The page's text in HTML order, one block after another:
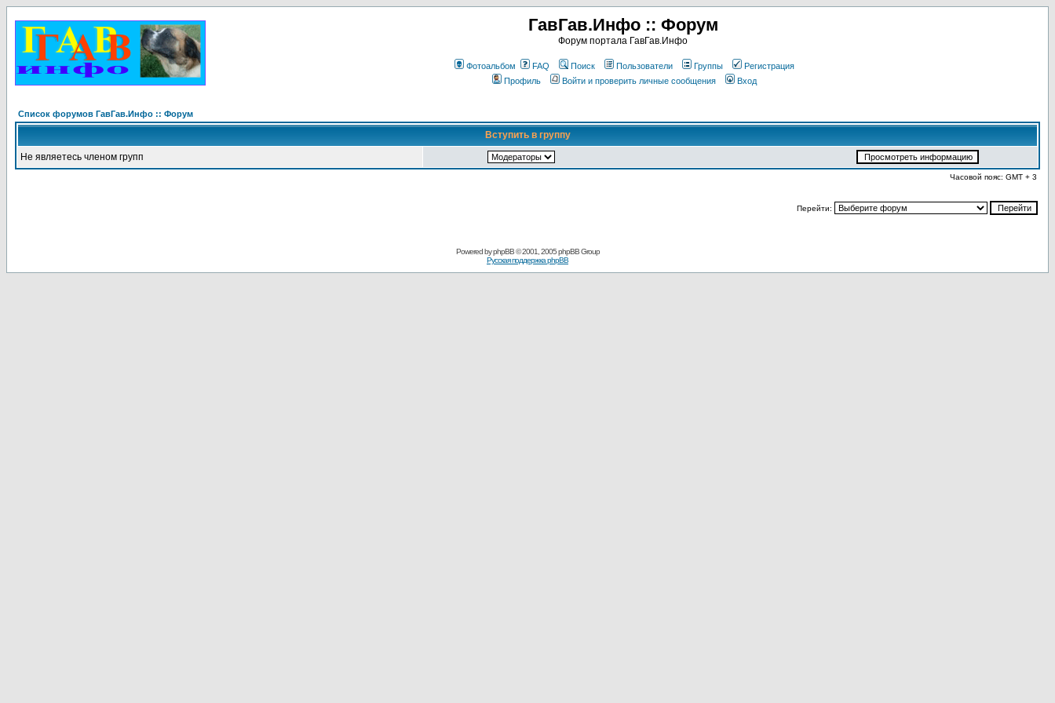
ГавГав.Инфо :: Форум
Форум портала ГавГав.Инфо
Фотоальбом FAQ Поиск Пользователи Группы
Регистрация
Профиль
Войти и проверить личные сообщения Вход
Список форумов ГавГав.Инфо :: Форум
Вступить в группу
Не являетесь членом групп
Часовой пояс: GMT + 3
Перейти:
Powered byphpBB© 2001, 2005 phpBB Group
Русская поддержка phpBB